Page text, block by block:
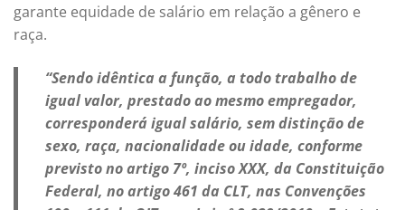
garante equidade de salário em relação a gênero e
raça.
“Sendo idêntica a função, a todo trabalho de
igual valor, prestado ao mesmo empregador,
corresponderá igual salário, sem distinção de
sexo, raça, nacionalidade ou idade, conforme
previsto no artigo 7º, inciso XXX, da Constituição
Federal, no artigo 461 da CLT, nas Convenções